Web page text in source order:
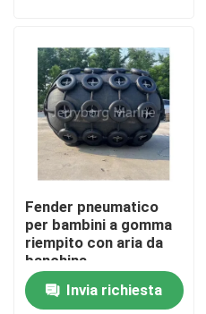
Fender pneumatico
per bambini a gomma
riempito con aria da
banchina
Invia richiesta